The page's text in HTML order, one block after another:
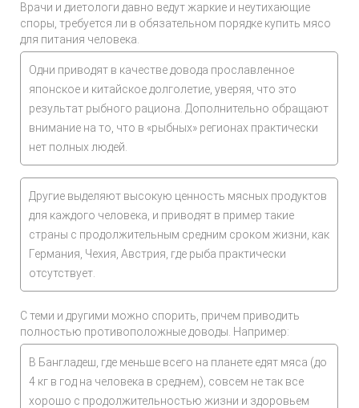
Врачи и диетологи давно ведут жаркие и неутихающие
споры, требуется ли в обязательном порядке купить мясо
для питания человека.
Одни приводят в качестве довода прославленное
японское и китайское долголетие, уверяя, что это
результат рыбного рациона. Дополнительно обращают
внимание на то, что в «рыбных» регионах практически
нет полных людей.
Другие выделяют высокую ценность мясных продуктов
для каждого человека, и приводят в пример такие
страны с продолжительным средним сроком жизни, как
Германия, Чехия, Австрия, где рыба практически
отсутствует.
С теми и другими можно спорить, причем приводить
полностью противоположные доводы. Например:
В Бангладеш, где меньше всего на планете едят мяса (до
4 кг в год на человека в среднем), совсем не так все
хорошо с продолжительностью жизни и здоровьем